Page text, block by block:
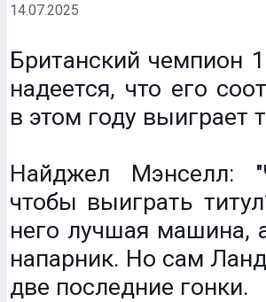
14.07.2025
Британский чемпион
надеется, что его
в этом году выиграет
Найджел Мэнселл:
чтобы выиграть
него лучшая машина,
напарник. Но сам
две последние гонки.